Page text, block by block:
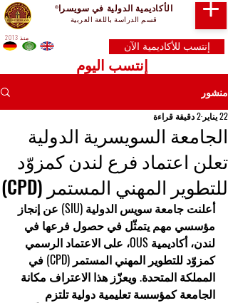
الأكاديمية الدولية في سويسرا®
قسم الدراسة باللغة العربية
إنتسب للأكاديمية الآن
إنتسب اليوم
منذ 2013
منشور
الجامعة السويسرية الدولية
تعلن اعتماد فرع لندن كمزوّد
للتطوير المهني المستمر (CPD)
22 يناير 2 دقيقة قراءة
أعلنت جامعة سويس الدولية (SIU)
عن إنجاز
مؤسسي مهم يتمثّل في حصول فرعها في
لندن، أكاديمية OUS
، على الاعتماد الرسمي
كمزوّد للتطوير المهني المستمر (CPD)
في
المملكة المتحدة. ويعزّز هذا الاعتراف مكانة
الجامعة كمؤسسة تعليمية دولية تلتزم